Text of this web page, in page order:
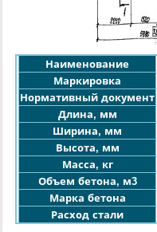
Наименование
Маркировка
Нормативный документ
Длина, мм
Ширина, мм
Высота, мм
Масса, кг
Объем бетона, м3
Марка бетона
Расход стали